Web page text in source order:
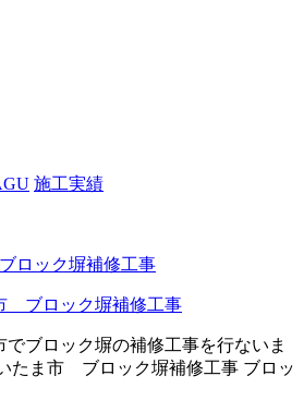
施工実績
ブロック塀補修工事
でブロック塀の補修工事を行ないま
たま市 ブロック塀補修工事 ブロッ